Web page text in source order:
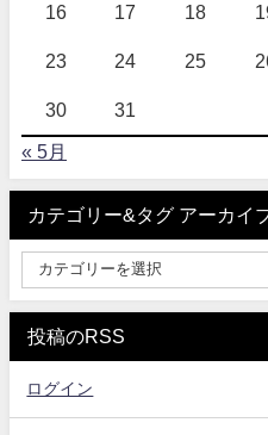
16 17 18
23 24 25
30 31
« 5月
カテゴリー&タグ アーカイ
投稿のRSS
ログイン